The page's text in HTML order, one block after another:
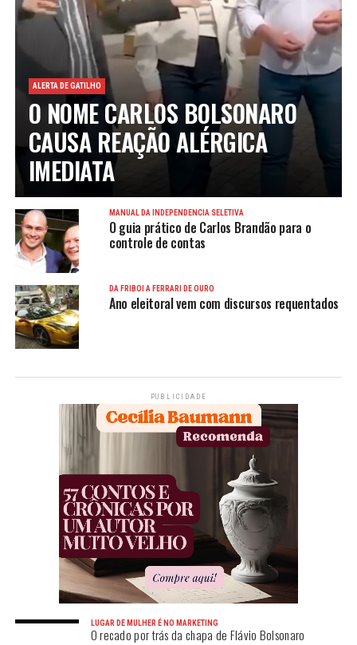
ALERTA DE GATILHO
O NOME CARLOS BOLSONARO
CAUSA REAÇÃO ALÉRGICA
IMEDIATA
MANUAL DA INDEPENDÊNCIA SELETIVA
O guia prático de Carlos Brandão para o
controle de contas
DA FRIBOI À FERRARI DE OURO
Ano eleitoral vem com discursos requentados
PUBLICIDADE
LUGAR DE MULHER É NO MARKETING
O recado por trás da chapa de Flávio Bolsonaro